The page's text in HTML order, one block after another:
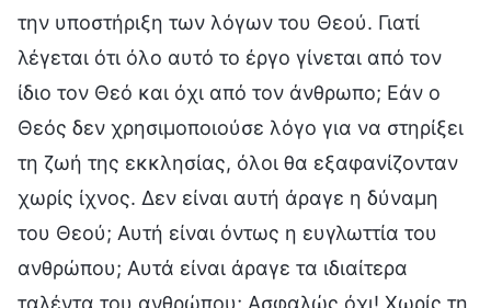
την υποστήριξη των λόγων του Θεού. Γιατί
λέγεται ότι όλο αυτό το έργο γίνεται από τον
ίδιο τον Θεό και όχι από τον άνθρωπο; Εάν ο
Θεός δεν χρησιμοποιούσε λόγο για να στηρίξει
τη ζωή της εκκλησίας, όλοι θα εξαφανίζονταν
χωρίς ίχνος. Δεν είναι αυτή άραγε η δύναμη
του Θεού; Αυτή είναι όντως η ευγλωττία του
ανθρώπου; Αυτά είναι άραγε τα ιδιαίτερα
ταλέντα του ανθρώπου; Ασφαλώς όχι! Χωρίς τη